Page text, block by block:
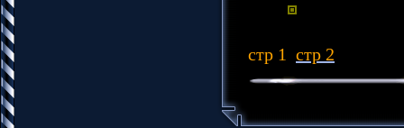
стр 1 стр 2